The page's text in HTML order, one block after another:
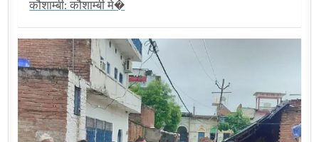
कौशाम्बी: कौशाम्बी मे�